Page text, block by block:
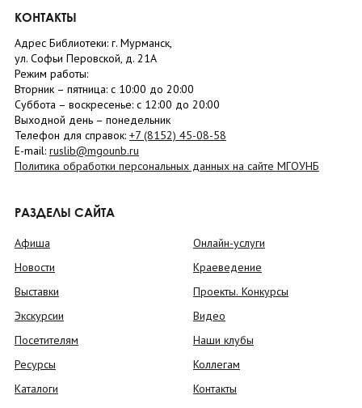
КОНТАКТЫ
Адрес Библиотеки: г. Мурманск,
ул. Софьи Перовской, д. 21А
Режим работы:
Вторник – пятница: с 10:00 до 20:00
Суббота – воскресенье: c 12:00 до 20:00
Выходной день – понедельник
Телефон для справок: +7 (8152) 45-08-58
E-mail: ruslib@mgounb.ru
Политика обработки персональных данных на сайте МГОУНБ
РАЗДЕЛЫ САЙТА
Афиша
Новости
Выставки
Экскурсии
Посетителям
Ресурсы
Каталоги
Онлайн-услуги
Краеведение
Проекты. Конкурсы
Видео
Наши клубы
Коллегам
Контакты